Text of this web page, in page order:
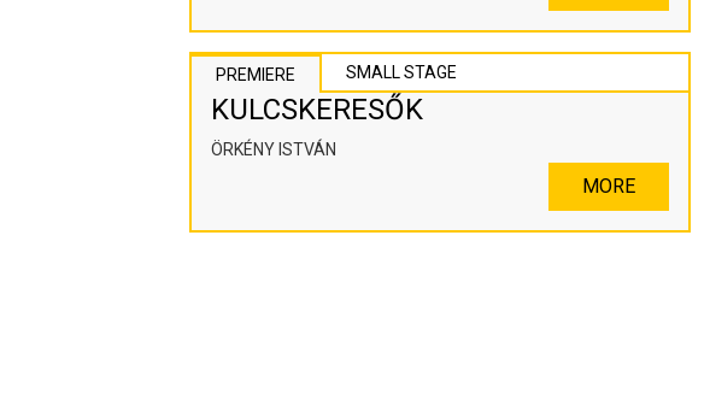
PREMIERE SMALL STAGE
KULCSKERESŐK
ÖRKÉNY ISTVÁN
MORE